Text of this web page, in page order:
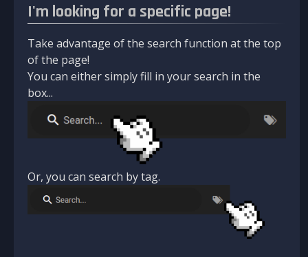
I'm looking for a specific page!
Take advantage of the search function at the top
of the page!
You can either simply fill in your search in the
box...
Or, you can search by tag.